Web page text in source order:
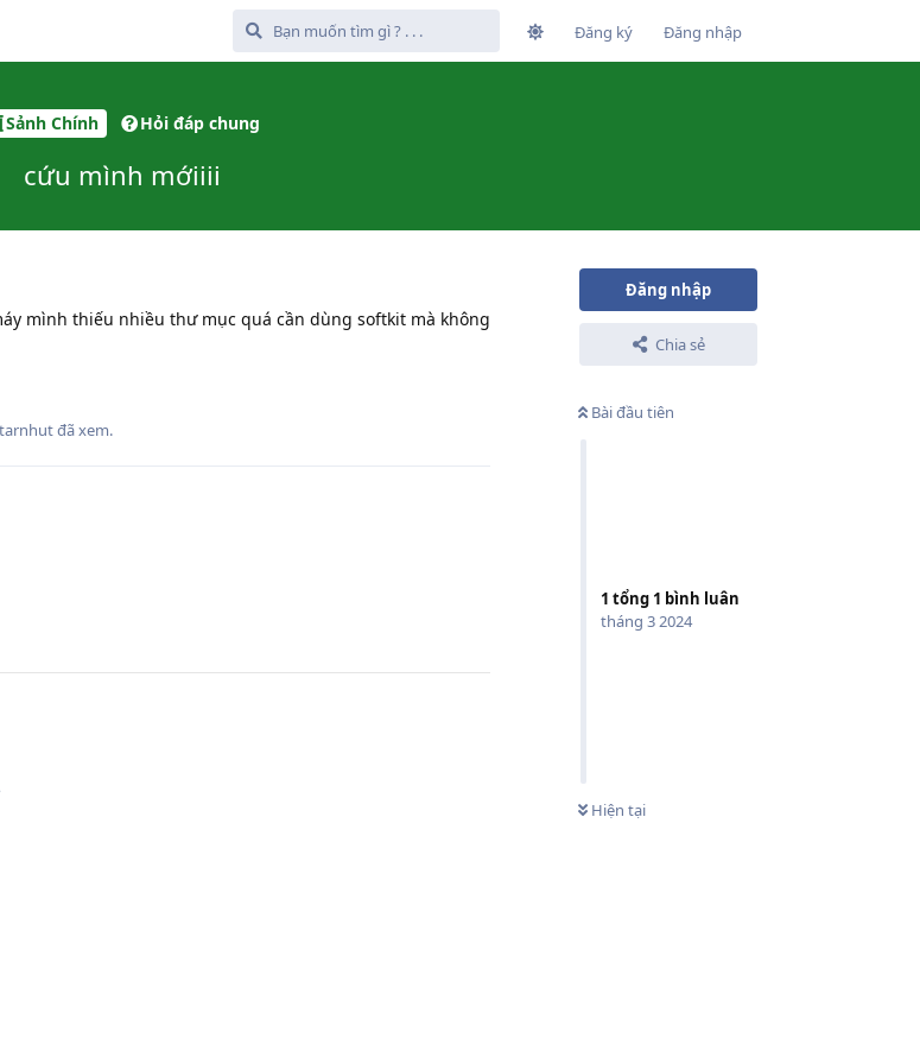
Đăng ký Đăng nhập
Sảnh Chính Hỏi đáp chung
cứu mình mớiiii
Đăng nhập
Chia sẻ
Bài đầu tiên
1 tổng 1 bình luân
tháng 3 2024
Hiện tại
mình thiếu nhiều thư mục quá cần dùng softkit mà không
đã xem.